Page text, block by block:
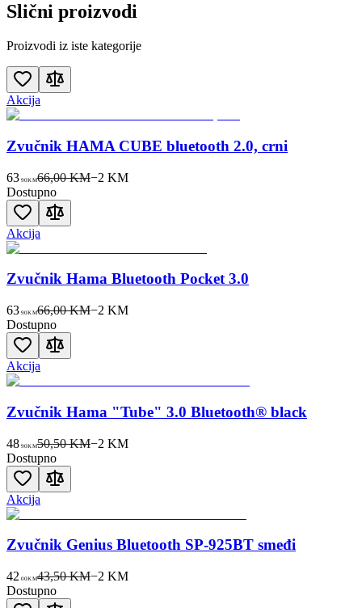
Slični proizvodi
Proizvodi iz iste kategorije
Akcija
Zvučnik HAMA CUBE bluetooth 2.0, crni
63 90KM66,00 KM−2 KM
Dostupno
Akcija
Zvučnik Hama Bluetooth Pocket 3.0
63 90KM66,00 KM−2 KM
Dostupno
Akcija
Zvučnik Hama "Tube" 3.0 Bluetooth® black
48 90KM50,50 KM−2 KM
Dostupno
Akcija
Zvučnik Genius Bluetooth SP-925BT smeđi
42 00KM43,50 KM−2 KM
Dostupno